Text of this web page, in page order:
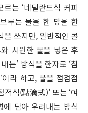
는 ‘네덜란드식 커피
루는 물을 한 방울 한
을 쓰지만, 일반적인 콜
시원한 물을 넣은 후
는’ 방식을 한자로 ‘침
라 하고, 물을 점점점
적식(點滴式)’ 또는 ‘여
에 담아 우려내는 방식